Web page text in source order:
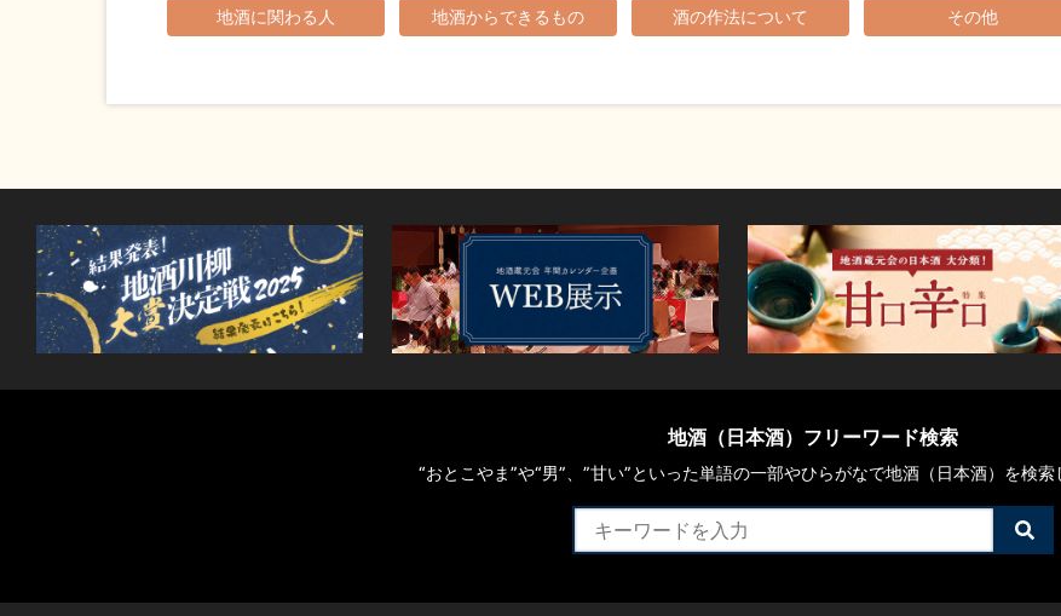
地酒に関わる人 地酒からできるもの 酒の作法について その他
地酒（日本酒）フリーワード検索
“おとこやま”や“男”、”甘い”といった単語の一部やひらがなで地酒（日本酒）を検索
検
索